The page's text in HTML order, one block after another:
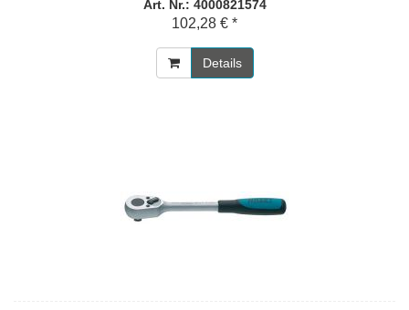
Art. Nr.: 4000821574
102,28 € *
Details